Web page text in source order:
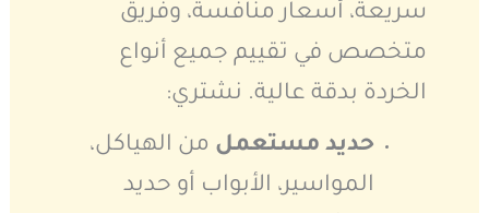
سريعة، أسعار منافسة، وفريق
متخصص في تقييم جميع أنواع
الخردة بدقة عالية. نشتري:
حديد مستعمل من الهياكل،
المواسير، الأبواب أو حديد